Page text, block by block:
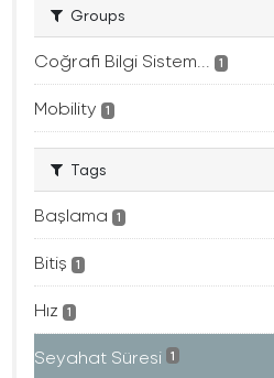
Groups
Coğrafi Bilgi Sistem... 1
Mobility 1
Tags
Başlama 1
Bitiş 1
Hız 1
Seyahat Süresi 1